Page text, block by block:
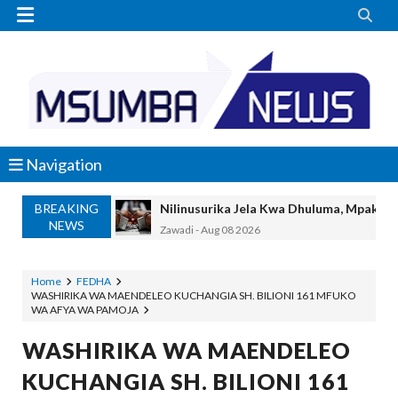
 
Navigation
BREAKING
NEWS
Nilinusurika Jela Kwa Dhuluma, Mpaka
Zawadi -Aug 08 2026
MGALU APONGEZA HATUA ZA
WMA YAPONGEZWA KWA
OKULY BLOG -Aug 08 2026
TBS Yaendelea Kutoa Elimu Ya
Home
FEDHA
WASHIRIKA WA MAENDELEO KUCHANGIA SH. BILIONI 161 MFUKO
WA AFYA WA PAMOJA
WASHIRIKA WA MAENDELEO
KUCHANGIA SH. BILIONI 161